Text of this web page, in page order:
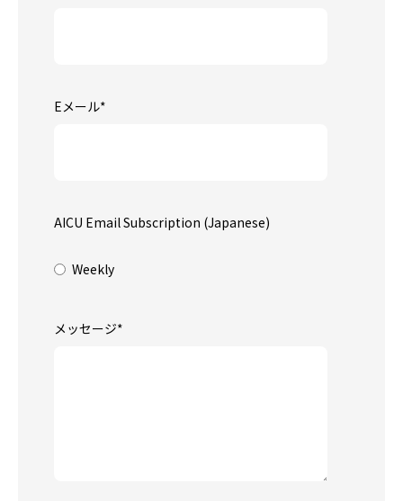
Eメール*
AICU Email Subscription (Japanese)
Weekly
メッセージ*